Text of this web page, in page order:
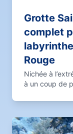
Grotte
complet
Rouge
Nichée à
à un coup de